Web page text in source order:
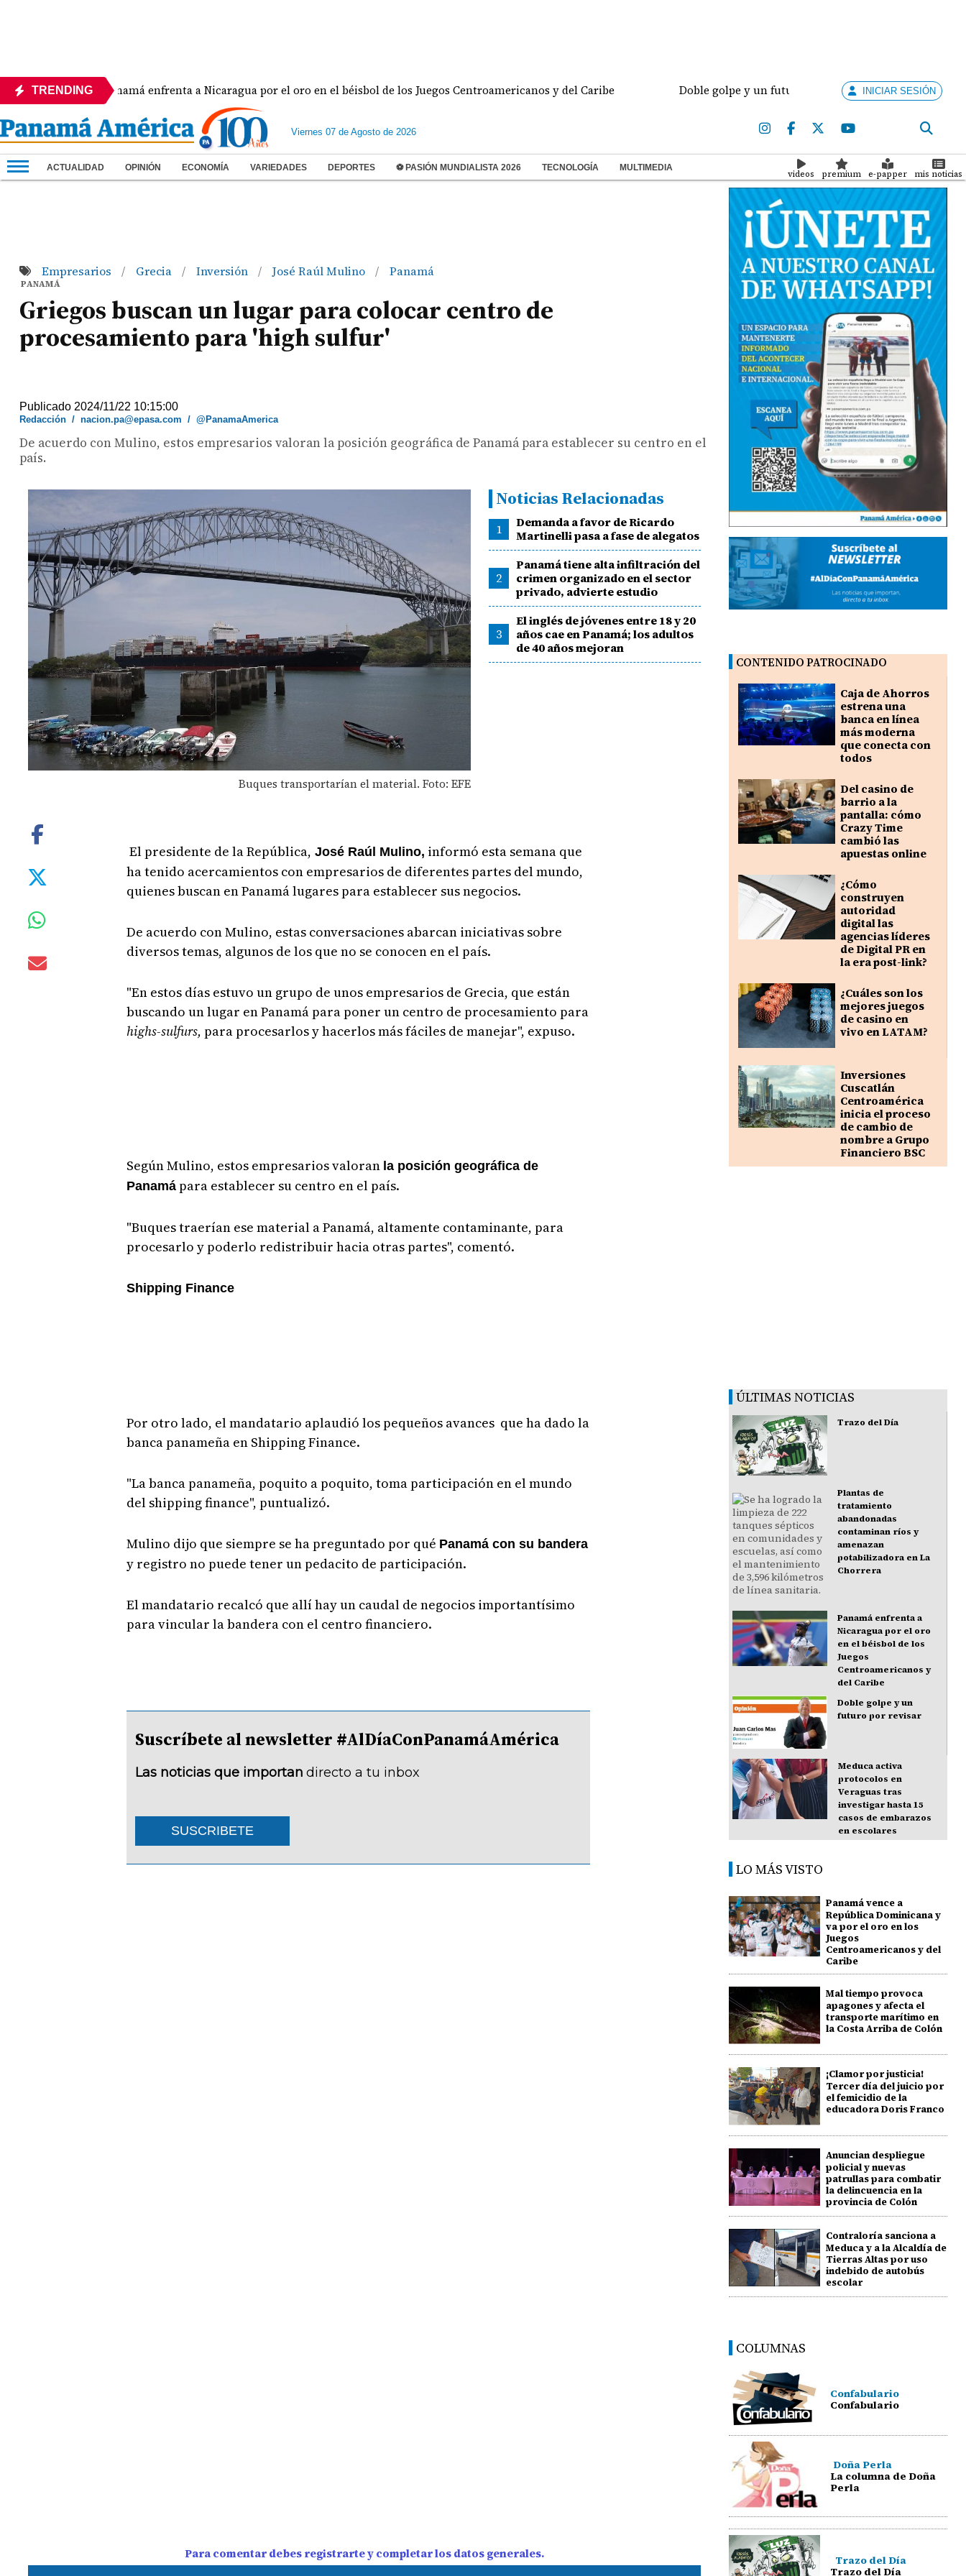
TRENDINGPanamá enfrenta a Nicaragua por el oro en el béisbol de los Juegos Centroamericanos y del Caribe Doble golpe y un futuro por revisar Meduca
INICIAR SESIÓN
Viernes 07 de Agosto de 2026
ACTUALIDAD OPINIÓN ECONOMÍA VARIEDADES DEPORTES ⚽ PASIÓN MUNDIALISTA 2026 TECNOLOGÍA MULTIMEDIA
videos premium e-papper mis noticias
Empresarios / Grecia / Inversión / José Raúl Mulino / Panamá
PANAMÁ
Griegos buscan un lugar para colocar centro de
procesamiento para 'high sulfur'
Publicado 2024/11/22 10:15:00
Redacción /nacion.pa@epasa.com /@PanamaAmerica
De acuerdo con Mulino, estos empresarios valoran la posición geográfica de Panamá para establecer su centro en el
país.
Buques transportarían el material. Foto: EFE
Noticias Relacionadas
1
Demanda a favor de Ricardo
Martinelli pasa a fase de alegatos
2
Panamá tiene alta infiltración del
crimen organizado en el sector
privado, advierte estudio
3
El inglés de jóvenes entre 18 y 20
años cae en Panamá; los adultos
de 40 años mejoran
El presidente de la República, José Raúl Mulino, informó esta semana que
ha tenido acercamientos con empresarios de diferentes partes del mundo,
quienes buscan en Panamá lugares para establecer sus negocios.
De acuerdo con Mulino, estas conversaciones abarcan iniciativas sobre
diversos temas, algunos de los que no se conocen en el país.
"En estos días estuvo un grupo de unos empresarios de Grecia, que están
buscando un lugar en Panamá para poner un centro de procesamiento para
highs-sulfurs, para procesarlos y hacerlos más fáciles de manejar", expuso.
Según Mulino, estos empresarios valoran la posición geográfica de
Panamápara establecer su centro en el país.
"Buques traerían ese material a Panamá, altamente contaminante, para
procesarlo y poderlo redistribuir hacia otras partes", comentó.
Shipping Finance
Por otro lado, el mandatario aplaudió los pequeños avances que ha dado la
banca panameña en Shipping Finance.
"La banca panameña, poquito a poquito, toma participación en el mundo
del shipping finance", puntualizó.
Mulino dijo que siempre se ha preguntado por qué Panamá con su bandera
y registro no puede tener un pedacito de participación.
El mandatario recalcó que allí hay un caudal de negocios importantísimo
para vincular la bandera con el centro financiero.
Suscríbete al newsletter #AlDíaConPanamáAmérica
Las noticias que importan directo a tu inbox
SUSCRIBETE
Para comentar debes registrarte y completar los datos generales.
CONTENIDO PATROCINADO
Caja de Ahorros
estrena una
banca en línea
más moderna
que conecta con
todos
Del casino de
barrio a la
pantalla: cómo
Crazy Time
cambió las
apuestas online
¿Cómo
construyen
autoridad
digital las
agencias líderes
de Digital PR en
la era post-link?
¿Cuáles son los
mejores juegos
de casino en
vivo en LATAM?
Inversiones
Cuscatlán
Centroamérica
inicia el proceso
de cambio de
nombre a Grupo
Financiero BSC
ÚLTIMAS NOTICIAS
Trazo del Día
Plantas de
tratamiento
abandonadas
contaminan ríos y
amenazan
potabilizadora en La
Chorrera
Panamá enfrenta a
Nicaragua por el oro
en el béisbol de los
Juegos
Centroamericanos y
del Caribe
Doble golpe y un
futuro por revisar
Meduca activa
protocolos en
Veraguas tras
investigar hasta 15
casos de embarazos
en escolares
LO MÁS VISTO
Panamá vence a
República Dominicana y
va por el oro en los
Juegos
Centroamericanos y del
Caribe
Mal tiempo provoca
apagones y afecta el
transporte marítimo en
la Costa Arriba de Colón
¡Clamor por justicia!
Tercer día del juicio por
el femicidio de la
educadora Doris Franco
Anuncian despliegue
policial y nuevas
patrullas para combatir
la delincuencia en la
provincia de Colón
Contraloría sanciona a
Meduca y a la Alcaldía de
Tierras Altas por uso
indebido de autobús
escolar
COLUMNAS
Confabulario
Confabulario
Doña Perla
La columna de Doña
Perla
Trazo del Día
Trazo del Día